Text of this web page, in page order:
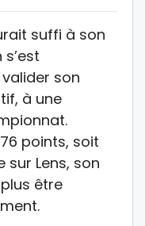
suffi à son
son
à une
points, soit
sur Lens, son
être